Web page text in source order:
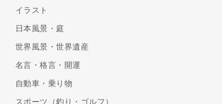
イラスト
日本風景・庭
世界風景・世界遺産
名言・格言・開運
自動車・乗り物
スポーツ（釣り・ゴルフ）